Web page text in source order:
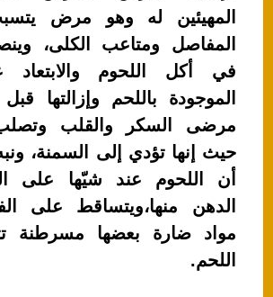
المهيئين له وهو مرض
المفاصل ومتاعب الكلى،
في أكل اللحوم
الموجودة باللحم وإزالتها
مرضى السكر والقلب وتصلب
حيث إنها تؤدي إلى السمنة،
أن اللحوم عند شيّها على
الدهن منها،ويتساقط على
مواد ضارة بعضها مسرطنة
اللحم.